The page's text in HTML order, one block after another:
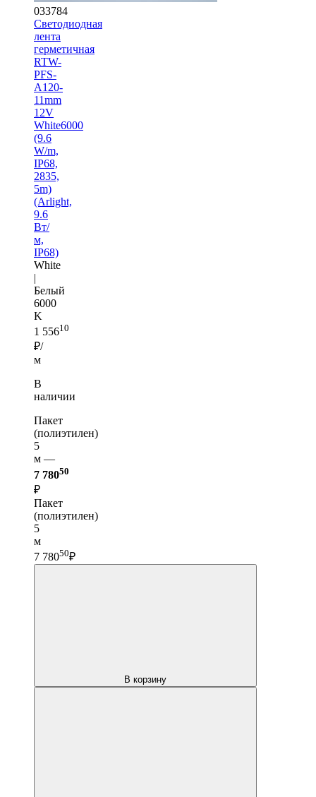
033784
Светодиодная
лента
герметичная
RTW-
PFS-
A120-
11mm
12V
White6000
(9.6
W/m,
IP68,
2835,
5m)
(Arlight,
9.6
Вт/
м,
IP68)
White
|
Белый
6000
K
1 55610
₽/
м
В
наличии
Пакет
(полиэтилен)
5
м —
7 78050
₽
Пакет
(полиэтилен)
5
м
7 78050₽
В корзину